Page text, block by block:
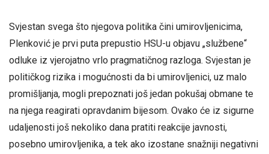
Svjestan svega što njegova politika čini umirovljenicima,
Plenković je prvi puta prepustio HSU-u objavu „službene“
odluke iz vjerojatno vrlo pragmatičnog razloga. Svjestan je
političkog rizika i mogućnosti da bi umirovljenici, uz malo
promišljanja, mogli prepoznati još jedan pokušaj obmane te
na njega reagirati opravdanim bijesom. Ovako će iz sigurne
udaljenosti još nekoliko dana pratiti reakcije javnosti,
posebno umirovljenika, a tek ako izostane snažniji negativni